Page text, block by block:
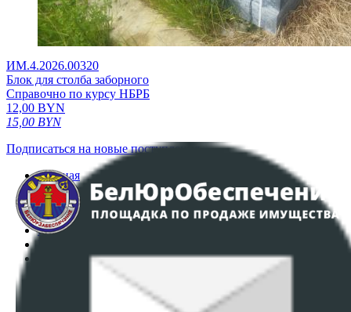
ИМ.4.2026.00320
Блок для столба заборного
Справочно по курсу НБРБ
12,00 BYN
15,00 BYN
Подписаться на новые поступления
Главная
Аукционы
Интернет-магазин
Регламент организации и проведения торгов
Политика в отношении обработки персональных
ПОЛОЖЕНИЕ О ПОЛИТИКЕ ОБРАБОТКИ COOKIE-